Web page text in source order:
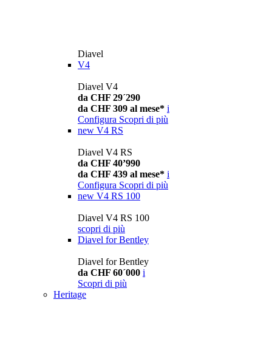
Diavel
V4
Diavel V4
da CHF 29´290
da CHF 309 al mese* i
Configura Scopri di più
new V4 RS
Diavel V4 RS
da CHF 40’990
da CHF 439 al mese* i
Configura Scopri di più
new V4 RS 100
Diavel V4 RS 100
scopri di più
Diavel for Bentley
Diavel for Bentley
da CHF 60´000 i
Scopri di più
Heritage